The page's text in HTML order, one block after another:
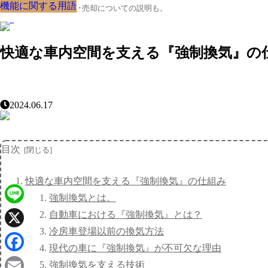
クルマの大辞典、購入･売却についての説明も。
快適な車内空間を支える『強制換気』の
機能に関する用語
2024.06.17
目次
快適な車内空間を支える『強制換気』の仕組み
強制換気とは。
自動車における『強制換気』とは？
冷房車登場以前の換気方法
現代の車に『強制換気』が不可欠な理由
強制換気を支える技術
機能に関する用語
機能に関する用語
機能に関する用語
機能に関する用語
機能に関する用語
機能に関する用語
機能に関する用語
機能に関する用語
Line
X
Facebook